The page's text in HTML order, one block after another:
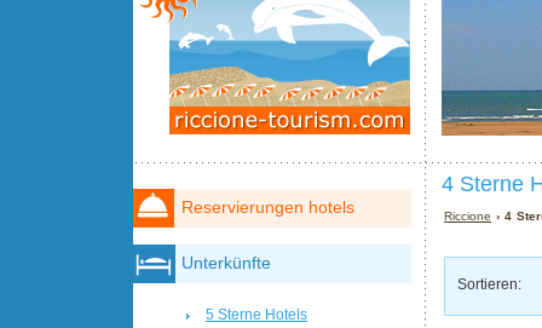
4 Sterne
Riccione › 4
Sortieren:
Reservierungen hotels
Unterkünfte
5 Sterne Hotels